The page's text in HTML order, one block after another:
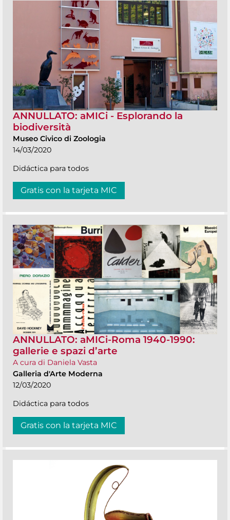
ANNULLATO: aMICi - Esplorando la
biodiversità
Museo Civico di Zoologia
14/03/2020
Didáctica para todos
Gratis con la tarjeta MIC
ANNULLATO: aMICi-Roma 1940-1990:
gallerie e spazi d’arte
A cura di Daniela Vasta
Galleria d'Arte Moderna
12/03/2020
Didáctica para todos
Gratis con la tarjeta MIC